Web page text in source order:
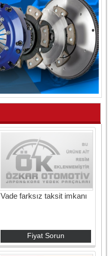
Vade farksız taksit imkanı
Fiyat Sorun